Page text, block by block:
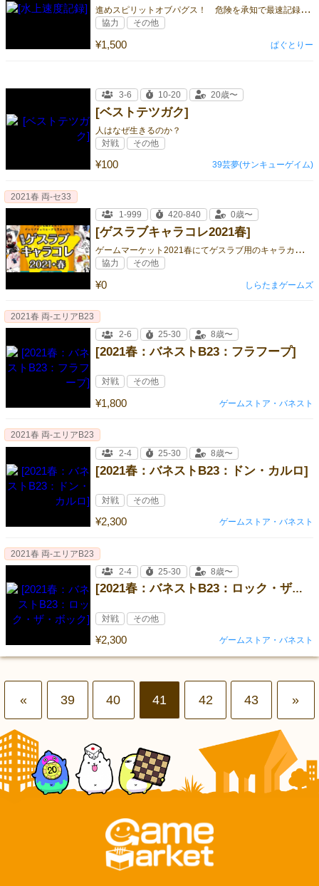
進
めスピリットオブパグス！ 危険を承知で最速記録を目指す、協力型目隠し数字並べゲーム！
¥1,500
協力 その他
ぱぐとりー
[ベストテツガク]
人はなぜ生きるのか？
¥100
3-6 10-20 20歳〜
対戦 その他
39芸夢(サンキューゲイム)
[ゲスラブキャラコレ2021春]
ゲ
ームマーケット2021春にてゲスラブ用のキャラカードを集めてまわれる企画を開催いたします。
¥0
2021春 両-セ33
1-999
420-840 0歳〜
協力 その他
しらたまゲームズ
[2021春：バネストB23：フラフープ]
¥1,800
2021春 両-エリアB23
2-6
25-30 8歳〜
対戦 その他
ゲームストア・バネスト
[2021春：バネストB23：ドン・カルロ]
¥2,300
2021春 両-エリアB23
2-4
25-30 8歳〜
対戦 その他
ゲームストア・バネスト
[2021春：バネストB23：ロック・ザ・ボック]
¥2,300
2021春 両-エリアB23
2-4
25-30 8歳〜
対戦 その他
ゲームストア・バネスト
« 39 40 41 42 43 »